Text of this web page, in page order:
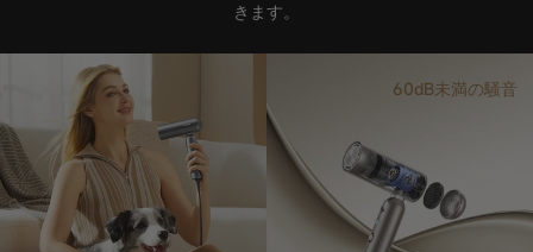
きます。
60dB未満の騒音